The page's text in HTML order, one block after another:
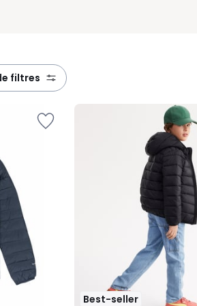
filtres
Best-seller